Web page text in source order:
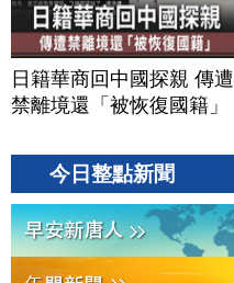
日籍華商回中國探親 傳遭
禁離境還「被恢復國籍」
今日整點新聞